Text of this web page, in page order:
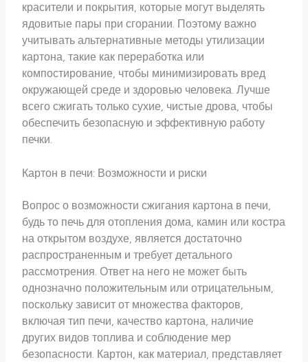
красители и покрытия, которые могут выделять
ядовитые пары при сгорании. Поэтому важно
учитывать альтернативные методы утилизации
картона, такие как переработка или
компостирование, чтобы минимизировать вред
окружающей среде и здоровью человека. Лучше
всего сжигать только сухие, чистые дрова, чтобы
обеспечить безопасную и эффективную работу
печки.
Картон в печи: Возможности и риски
Вопрос о возможности сжигания картона в печи,
будь то печь для отопления дома, камин или костра
на открытом воздухе, является достаточно
распространенным и требует детального
рассмотрения. Ответ на него не может быть
однозначно положительным или отрицательным,
поскольку зависит от множества факторов,
включая тип печи, качество картона, наличие
других видов топлива и соблюдение мер
безопасности. Картон, как материал, представляет